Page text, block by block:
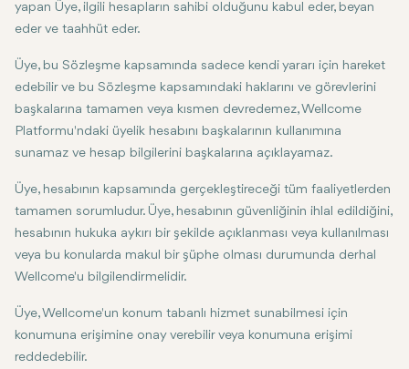
yapan Üye, ilgili hesapların sahibi olduğunu kabul eder, beyan
eder ve taahhüt eder.
Üye, bu Sözleşme kapsamında sadece kendi yararı için hareket
edebilir ve bu Sözleşme kapsamındaki haklarını ve görevlerini
başkalarına tamamen veya kısmen devredemez, Wellcome
Platformu'ndaki üyelik hesabını başkalarının kullanımına
sunamaz ve hesap bilgilerini başkalarına açıklayamaz.
Üye, hesabının kapsamında gerçekleştireceği tüm faaliyetlerden
tamamen sorumludur. Üye, hesabının güvenliğinin ihlal edildiğini,
hesabının hukuka aykırı bir şekilde açıklanması veya kullanılması
veya bu konularda makul bir şüphe olması durumunda derhal
Wellcome'u bilgilendirmelidir.
Üye, Wellcome'un konum tabanlı hizmet sunabilmesi için
konumuna erişimine onay verebilir veya konumuna erişimi
reddedebilir.